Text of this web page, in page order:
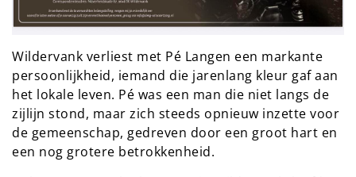
Wildervank verliest met Pé Langen een markante
persoonlijkheid, iemand die jarenlang kleur gaf aan
het lokale leven. Pé was een man die niet langs de
zijlijn stond, maar zich steeds opnieuw inzette voor
de gemeenschap, gedreven door een groot hart en
een nog grotere betrokkenheid.